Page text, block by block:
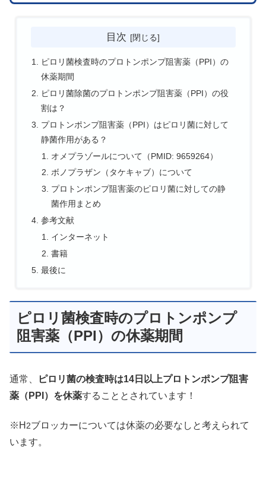
目次
ピロリ菌検査時のプロトンポンプ阻害薬（PPI）の
休薬期間
ピロリ菌除菌のプロトンポンプ阻害薬（PPI）の役
割は？
プロトンポンプ阻害薬（PPI）はピロリ菌に対して
静菌作用がある？
オメプラゾールについて（PMID: 9659264）
ボノプラザン（タケキャブ）について
プロトンポンプ阻害薬のピロリ菌に対しての静
菌作用まとめ
参考文献
インターネット
書籍
最後に
ピロリ菌検査時のプロトンポンプ
阻害薬（PPI）の休薬期間
通常、
ピロリ菌の検査時は14日以上プロトンポンプ阻害
薬（PPI）を休薬することとされています！
※H2ブロッカーについては休薬の必要なしと考えられて
います。